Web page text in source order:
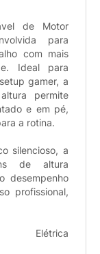
de Motor
para
com mais
Ideal para
gamer, a
permite
e em pé,
a rotina.
silencioso, a
de altura
desempenho
profissional,
Elétrica